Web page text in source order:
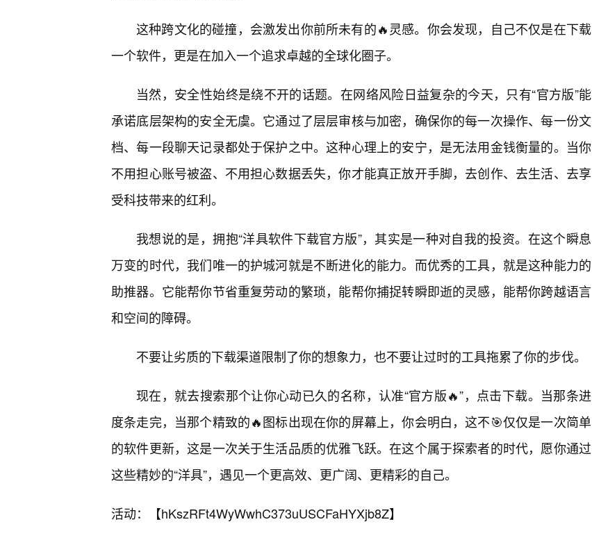
这种跨文化的碰撞，会激发出你前所未有的🔥灵感。你会发现，自己不仅是在下载
一个软件，更是在加入一个追求卓越的全球化圈子。
当然，安全性始终是绕不开的话题。在网络风险日益复杂的今天，只有“官方版”能
承诺底层架构的安全无虞。它通过了层层审核与加密，确保你的每一次操作、每一份文
档、每一段聊天记录都处于保护之中。这种心理上的安宁，是无法用金钱衡量的。当你
不用担心账号被盗、不用担心数据丢失，你才能真正放开手脚，去创作、去生活、去享
受科技带来的红利。
我想说的是，拥抱“洋具软件下载官方版”，其实是一种对自我的投资。在这个瞬息
万变的时代，我们唯一的护城河就是不断进化的能力。而优秀的工具，就是这种能力的
助推器。它能帮你节省重复劳动的繁琐，能帮你捕捉转瞬即逝的灵感，能帮你跨越语言
和空间的障碍。
不要让劣质的下载渠道限制了你的想象力，也不要让过时的工具拖累了你的步伐。
现在，就去搜索那个让你心动已久的名称，认准“官方版🔥”，点击下载。当那条进
度条走完，当那个精致的🔥图标出现在你的屏幕上，你会明白，这不🎯仅仅是一次简单
的软件更新，这是一次关于生活品质的优雅飞跃。在这个属于探索者的时代，愿你通过
这些精妙的“洋具”，遇见一个更高效、更广阔、更精彩的自己。
活动：【hKszRFt4WyWwhC373uUSCFaHYXjb8Z】